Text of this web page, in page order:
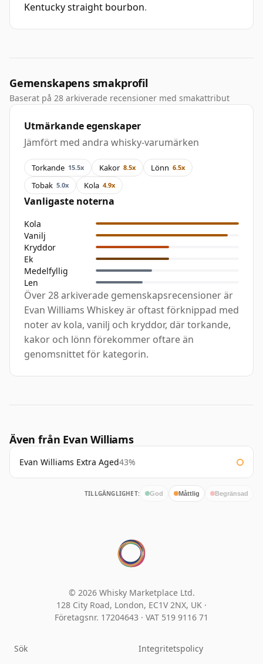
Kentucky straight bourbon.
Gemenskapens smakprofil
Baserat på 28 arkiverade recensioner med smakattribut
Utmärkande egenskaper
Jämfört med andra whisky-varumärken
Torkande 15.5x Kakor 8.5x Lönn 6.5x
Tobak 5.0x Kola 4.9x
Vanligaste noterna
Kola
Vanilj
Kryddor
Ek
Medelfyllig
Len
Över 28 arkiverade gemenskapsrecensioner är
Evan Williams Whiskey är oftast förknippad med
noter av kola, vanilj och kryddor, där torkande,
kakor och lönn förekommer oftare än
genomsnittet för kategorin.
Även från Evan Williams
Evan Williams Extra Aged43%
TILLGÄNGLIGHET: God Måttlig Begränsad
© 2026 Whisky Marketplace Ltd.
128 City Road, London, EC1V 2NX, UK ·
Företagsnr. 17204643 · VAT 519 9116 71
Sök Integritetspolicy